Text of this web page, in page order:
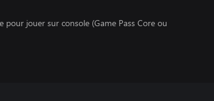
jouer sur console (Game Pass Core ou